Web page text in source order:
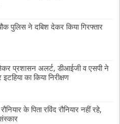
पुलिस ने दबिश देकर किया गिरफ्तार
प्रशासन अलर्ट, डीआईजी व एसपी ने
का किया निरीक्षण
के पिता रविंद रौनियार नहीं रहे,